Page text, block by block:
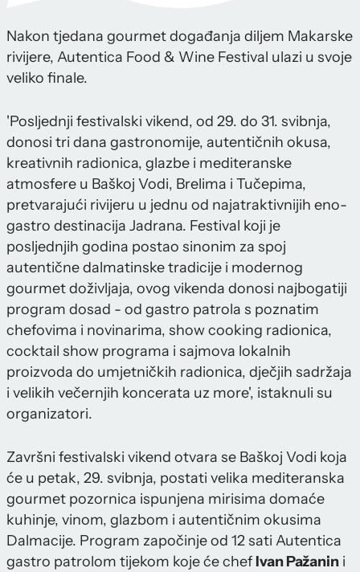
Nakon tjedana gourmet događanja diljem Makarske
rivijere, Autentica Food & Wine Festival ulazi u svoje
veliko finale.
'Posljednji festivalski vikend, od 29. do 31. svibnja,
donosi tri dana gastronomije, autentičnih okusa,
kreativnih radionica, glazbe i mediteranske
atmosfere u Baškoj Vodi, Brelima i Tučepima,
pretvarajući rivijeru u jednu od najatraktivnijih eno-
gastro destinacija Jadrana. Festival koji je
posljednjih godina postao sinonim za spoj
autentične dalmatinske tradicije i modernog
gourmet doživljaja, ovog vikenda donosi najbogatiji
program dosad - od gastro patrola s poznatim
chefovima i novinarima, show cooking radionica,
cocktail show programa i sajmova lokalnih
proizvoda do umjetničkih radionica, dječjih sadržaja
i velikih večernjih koncerata uz more', istaknuli su
organizatori.
Završni festivalski vikend otvara se Baškoj Vodi koja
će u petak, 29. svibnja, postati velika mediteranska
gourmet pozornica ispunjena mirisima domaće
kuhinje, vinom, glazbom i autentičnim okusima
Dalmacije. Program započinje od 12 sati Autentica
gastro patrolom tijekom koje će chef Ivan Pažanin i